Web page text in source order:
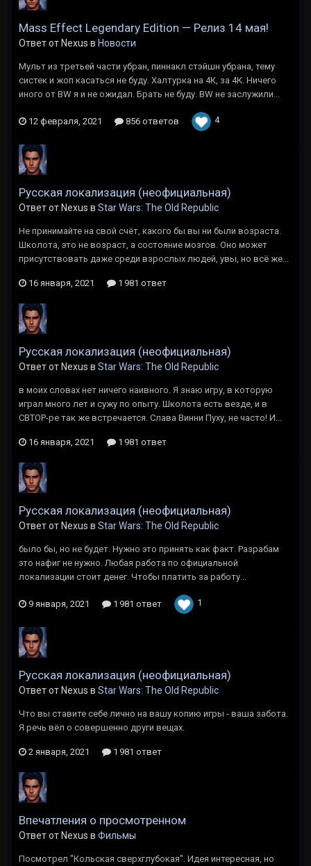
Mass Effect Legendary Edition — Релиз 14 мая!
Ответ от Nexus в Новости
Мульт из третьей части убран, пиннакл стэйшн убрана, тему
систек и жоп касаться не буду. Халтурка на 4К, за 4К. Ничего
иного от BW я и не ожидал. Брать не буду. BW не заслужили...
12 февраля, 2021 856 ответов 4
Русская локализация (неофициальная)
Ответ от Nexus в Star Wars: The Old Republic
Не принимайте на свой счёт, какого бы вы ни были возраста.
Школота, это не возраст, а состояние мозгов. Оно может
присутствовать даже среди взрослых людей, увы, но всё же...
16 января, 2021 1 981 ответ
Русская локализация (неофициальная)
Ответ от Nexus в Star Wars: The Old Republic
в моих словах нет ничего наивного. Я знаю игру, в которую
играл много лет и сужу по опыту. Школота есть везде, и в
СВТОР-ре так же встречается. Слава Винни Пуху, не часто! И...
16 января, 2021 1 981 ответ
Русская локализация (неофициальная)
Ответ от Nexus в Star Wars: The Old Republic
было бы, но не будет. Нужно это принять как факт. Разрабам
это нафиг не нужно. Любая работа по официальной
локализации стоит денег. Чтобы платить за работу...
9 января, 2021 1 981 ответ 1
Русская локализация (неофициальная)
Ответ от Nexus в Star Wars: The Old Republic
Что вы ставите себе лично на вашу копию игры - ваша забота.
Я речь вёл о совершенно други вещах.
2 января, 2021 1 981 ответ
Впечатления о просмотренном
Ответ от Nexus в Фильмы
Посмотрел "Кольская сверхглубокая". Идея интересная, но